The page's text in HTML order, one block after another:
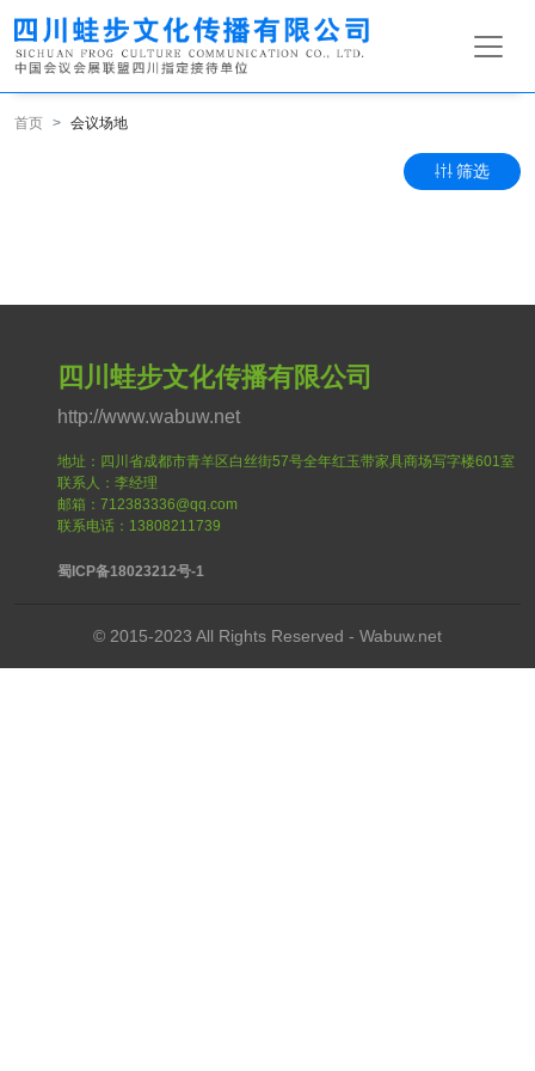
首页 会议场地
筛选
四川蛙步文化传播有限公司
http://www.wabuw.net
地址：四川省成都市青羊区白丝街57号全年红玉带家具商场写字楼601室
联系人：李经理
邮箱：712383336@qq.com
联系电话：13808211739
蜀ICP备18023212号-1
© 2015-2023 All Rights Reserved - Wabuw.net